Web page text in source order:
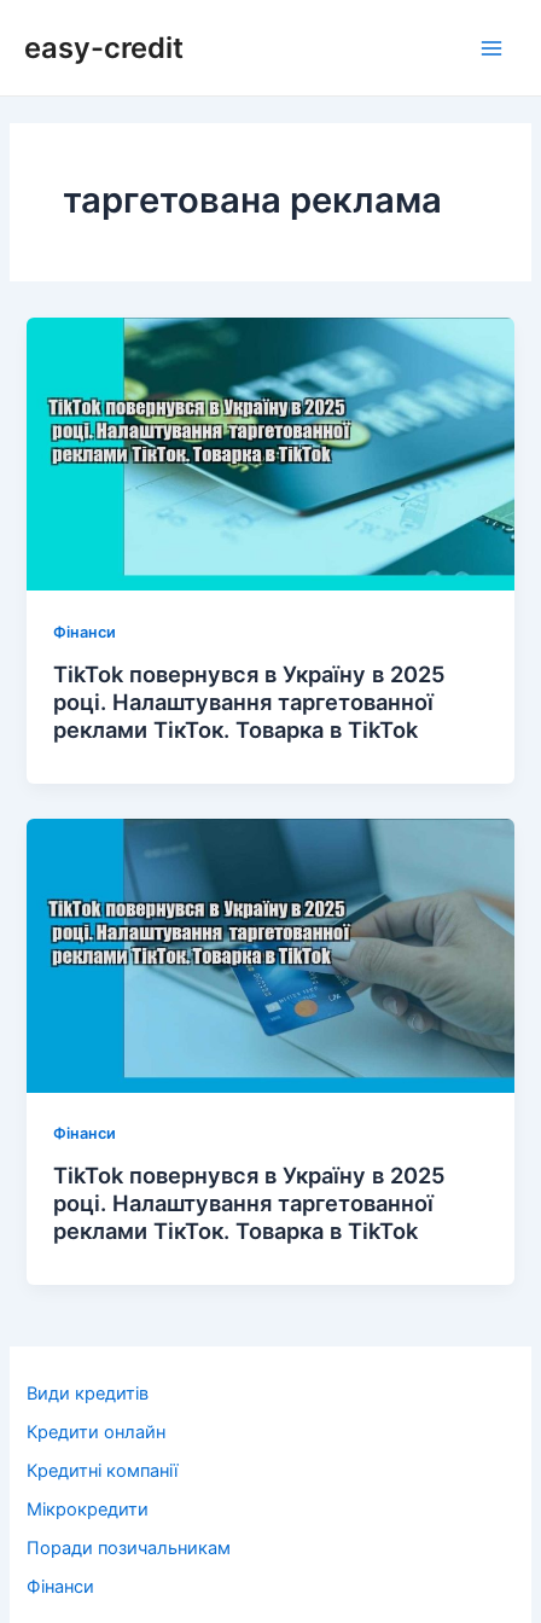
easy-credit
таргетована реклама
Фінанси
TikTok повернувся в Україну в 2025
році. Налаштування таргетованної
реклами ТікТок. Товарка в TikTok
Фінанси
TikTok повернувся в Україну в 2025
році. Налаштування таргетованної
реклами ТікТок. Товарка в TikTok
Види кредитів
Кредити онлайн
Кредитні компанії
Мікрокредити
Поради позичальникам
Фінанси